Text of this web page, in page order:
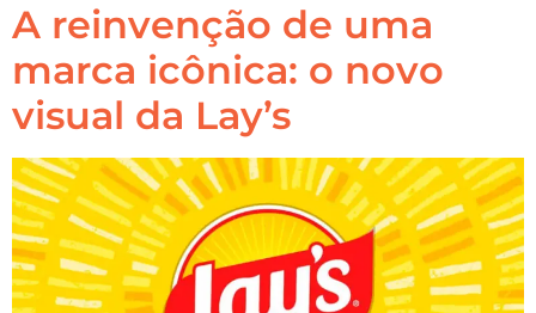
A reinvenção de uma
marca icônica: o novo
visual da Lay’s